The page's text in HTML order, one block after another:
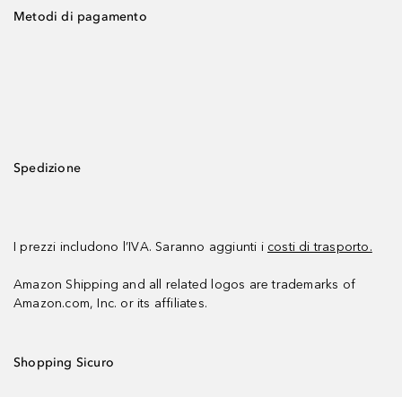
Metodi di pagamento
Spedizione
I prezzi includono l’IVA. Saranno aggiunti i costi di trasporto.
Amazon Shipping and all related logos are trademarks of
Amazon.com, Inc. or its affiliates.
Shopping Sicuro